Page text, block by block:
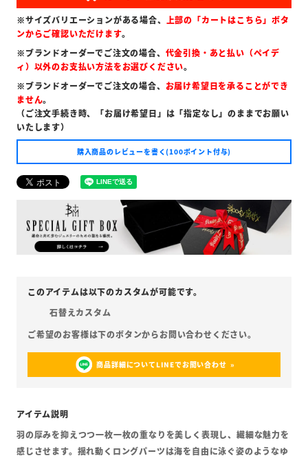
※サイズバリエーションがある場合、 上部の「カートはこちら」ボタ
ンからご確認いただけます。
※ブランドオーダーでご注文の場合、 代金引換・あと払い（ペイデ
ィ）以外のお支払い方法をお選びください。
※ブランドオーダーでご注文の場合、 お届け希望日を承ることができ
ません。
（ご注文手続き時、「お届け希望日」は「指定なし」のままでお願い
いたします）
購入商品のレビューを書く(100ポイント付与)
石替えカスタム
商品詳細についてLINEでお問い合わせ
羽の厚みを抑えつつ一枚一枚の重なりを美しく表現し、繊細な魅力を
感じさせます。揺れ動くロングパーツは海を自由に泳ぐ姿のようなゆ